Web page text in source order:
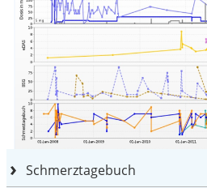
Schmerztagebuch